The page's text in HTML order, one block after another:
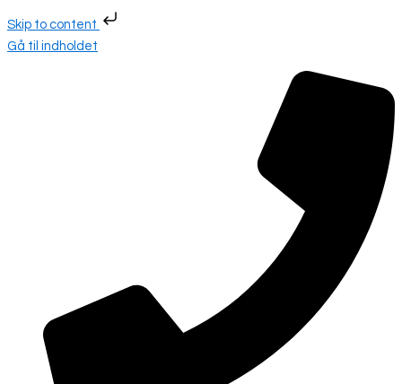
Skip to content
Gå til indholdet